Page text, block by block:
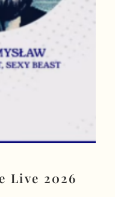
Live 2026